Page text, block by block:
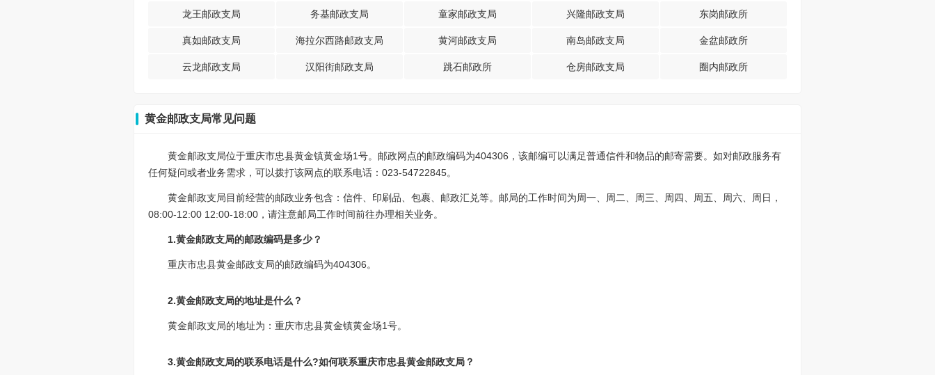
龙王邮政支局 务基邮政支局 童家邮政支局 兴隆邮政支局 东岗邮政所
真如邮政支局 海拉尔西路邮政支局 黄河邮政支局 南岛邮政支局 金盆邮政所
云龙邮政支局 汉阳街邮政支局 跳石邮政所 仓房邮政支局 圈内邮政所
黄金邮政支局常见问题
黄金邮政支局位于重庆市忠县黄金镇黄金场1号。邮政网点的邮政编码为404306，该邮编可以满足普通信件和物品的邮寄需要。如对邮政服务有
任何疑问或者业务需求，可以拨打该网点的联系电话：023-54722845。
黄金邮政支局目前经营的邮政业务包含：信件、印刷品、包裹、邮政汇兑等。邮局的工作时间为周一、周二、周三、周四、周五、周六、周日，
08:00-12:00 12:00-18:00，请注意邮局工作时间前往办理相关业务。
1.黄金邮政支局的邮政编码是多少？
重庆市忠县黄金邮政支局的邮政编码为404306。
2.黄金邮政支局的地址是什么？
黄金邮政支局的地址为：重庆市忠县黄金镇黄金场1号。
3.黄金邮政支局的联系电话是什么?如何联系重庆市忠县黄金邮政支局？